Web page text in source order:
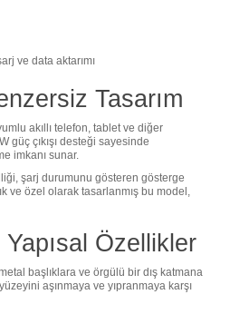
ve data aktarımı
Tasarım
akıllı telefon, tablet ve diğer
güç çıkışı desteği sayesinde
imkanı sunar.
şarj durumunu gösteren gösterge
ve özel olarak tasarlanmış bu model,
Yapısal Özellikler
başlıklara ve örgülü bir dış katmana
aşınmaya ve yıpranmaya karşı